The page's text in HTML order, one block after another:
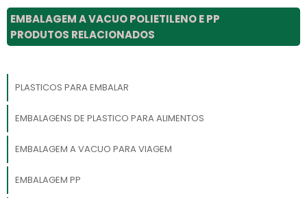
EMBALAGEM A VACUO POLIETILENO E PP
PRODUTOS RELACIONADOS
PLASTICOS PARA EMBALAR
EMBALAGENS DE PLASTICO PARA ALIMENTOS
EMBALAGEM A VACUO PARA VIAGEM
EMBALAGEM PP